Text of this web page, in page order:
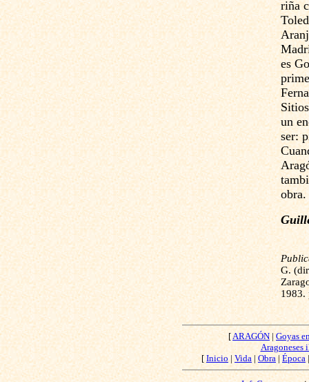
riña
es
un
ser:
obra.
G.
1983.
[ARAGÓN |Goyas
Aragoneses
[ Inicio| Vida | Obra|Época